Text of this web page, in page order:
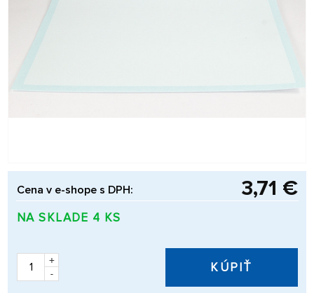
Cena v e-shope s DPH: 3,71 €
NA SKLADE 4 KS
+
-
KÚPIŤ